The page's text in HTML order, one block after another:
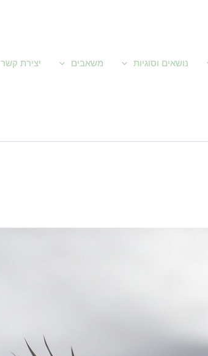
נושאים וסוגיות משאבים יצירת קשר